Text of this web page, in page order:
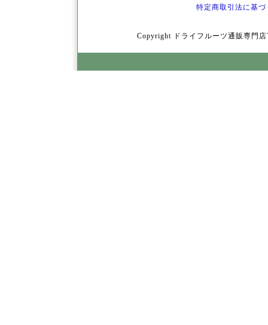
特定商取引法に基づ
Copyright ドライフルーツ通販専門